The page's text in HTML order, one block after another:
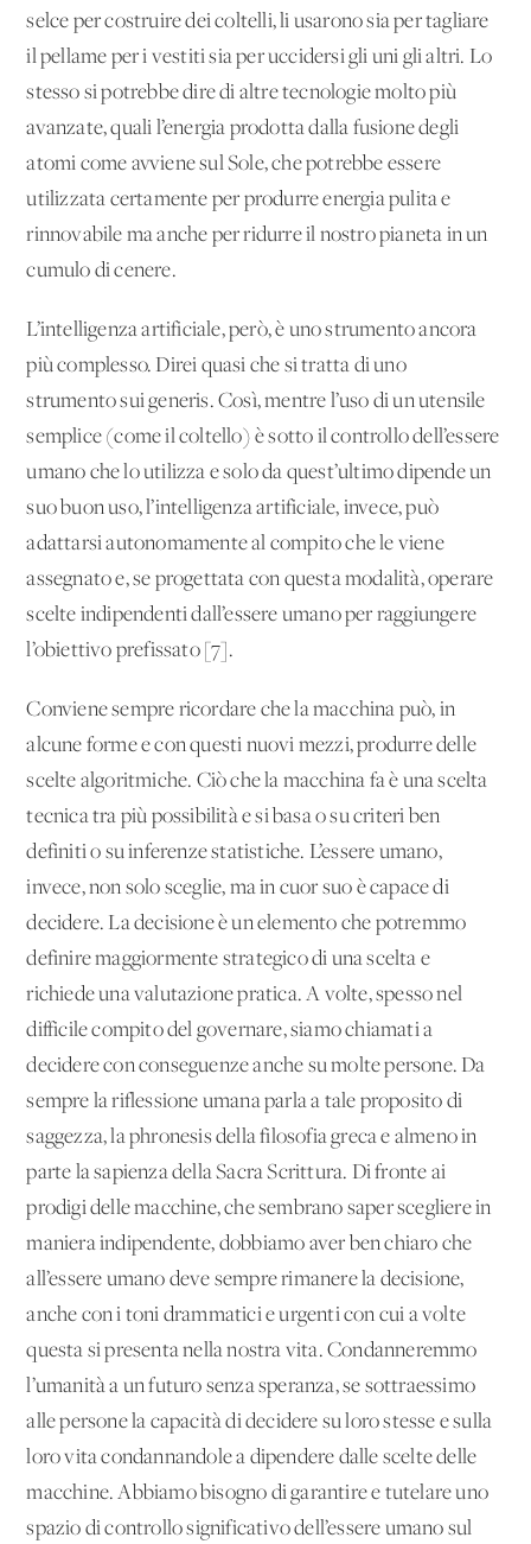
selce per costruire dei coltelli, li usarono sia per tagliare
il pellame per i vestiti sia per uccidersi gli uni gli altri. Lo
stesso si potrebbe dire di altre tecnologie molto più
avanzate, quali l’energia prodotta dalla fusione degli
atomi come avviene sul Sole, che potrebbe essere
utilizzata certamente per produrre energia pulita e
rinnovabile ma anche per ridurre il nostro pianeta in un
cumulo di cenere.
L’intelligenza artificiale, però, è uno strumento ancora
più complesso. Direi quasi che si tratta di uno
strumento sui generis. Così, mentre l’uso di un utensile
semplice (come il coltello) è sotto il controllo dell’essere
umano che lo utilizza e solo da quest’ultimo dipende un
suo buon uso, l’intelligenza artificiale, invece, può
adattarsi autonomamente al compito che le viene
assegnato e, se progettata con questa modalità, operare
scelte indipendenti dall’essere umano per raggiungere
l’obiettivo prefissato [7].
Conviene sempre ricordare che la macchina può, in
alcune forme e con questi nuovi mezzi, produrre delle
scelte algoritmiche. Ciò che la macchina fa è una scelta
tecnica tra più possibilità e si basa o su criteri ben
definiti o su inferenze statistiche. L’essere umano,
invece, non solo sceglie, ma in cuor suo è capace di
decidere. La decisione è un elemento che potremmo
definire maggiormente strategico di una scelta e
richiede una valutazione pratica. A volte, spesso nel
difficile compito del governare, siamo chiamati a
decidere con conseguenze anche su molte persone. Da
sempre la riflessione umana parla a tale proposito di
saggezza, la phronesis della filosofia greca e almeno in
parte la sapienza della Sacra Scrittura. Di fronte ai
prodigi delle macchine, che sembrano saper scegliere in
maniera indipendente, dobbiamo aver ben chiaro che
all’essere umano deve sempre rimanere la decisione,
anche con i toni drammatici e urgenti con cui a volte
questa si presenta nella nostra vita. Condanneremmo
l’umanità a un futuro senza speranza, se sottraessimo
alle persone la capacità di decidere su loro stesse e sulla
loro vita condannandole a dipendere dalle scelte delle
macchine. Abbiamo bisogno di garantire e tutelare uno
spazio di controllo significativo dell’essere umano sul